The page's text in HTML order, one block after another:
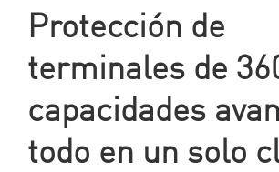
Protección de
terminales de
capacidades
todo en un solo